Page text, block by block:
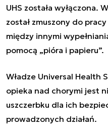
UHS została wyłączona.
został zmuszony do
między innymi
pomocą „pióra i papieru”.
Władze Universal Health
opieka nad chorymi jest
uszczerbku dla ich
prowadzonych działań.